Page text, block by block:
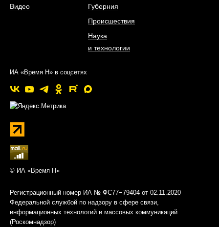
Видео
Губерния
Происшествия
Наука
и технологии
ИА «Время Н» в соцсетях
© ИА «Время Н»
Регистрационный номер ИА № ФС77−79404 от 02.11.2020
Федеральной службой по надзору в сфере связи,
информационных технологий и массовых коммуникаций
(Роскомнадзор)